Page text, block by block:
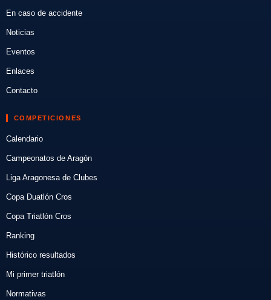
En caso de accidente
Noticias
Eventos
Enlaces
Contacto
COMPETICIONES
Calendario
Campeonatos de Aragón
Liga Aragonesa de Clubes
Copa Duatlón Cros
Copa Triatlón Cros
Ranking
Histórico resultados
Mi primer triatlón
Normativas